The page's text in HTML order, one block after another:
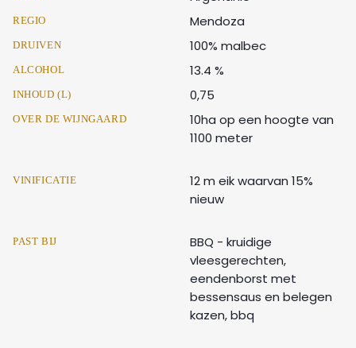
REGIO Mendoza
DRUIVEN 100% malbec
ALCOHOL 13.4 %
INHOUD (L) 0,75
OVER DE WIJNGAARD
10ha op een hoogte van
1100 meter
VINIFICATIE
12 m eik waarvan 15%
nieuw
PAST BIJ
BBQ - kruidige
vleesgerechten,
eendenborst met
bessensaus en belegen
kazen, bbq